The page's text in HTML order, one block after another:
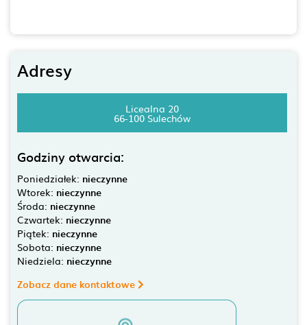
Adresy
Licealna 20
66-100 Sulechów
Godziny otwarcia:
Poniedziałek: nieczynne
Wtorek: nieczynne
Środa: nieczynne
Czwartek: nieczynne
Piątek: nieczynne
Sobota: nieczynne
Niedziela: nieczynne
Zobacz dane kontaktowe